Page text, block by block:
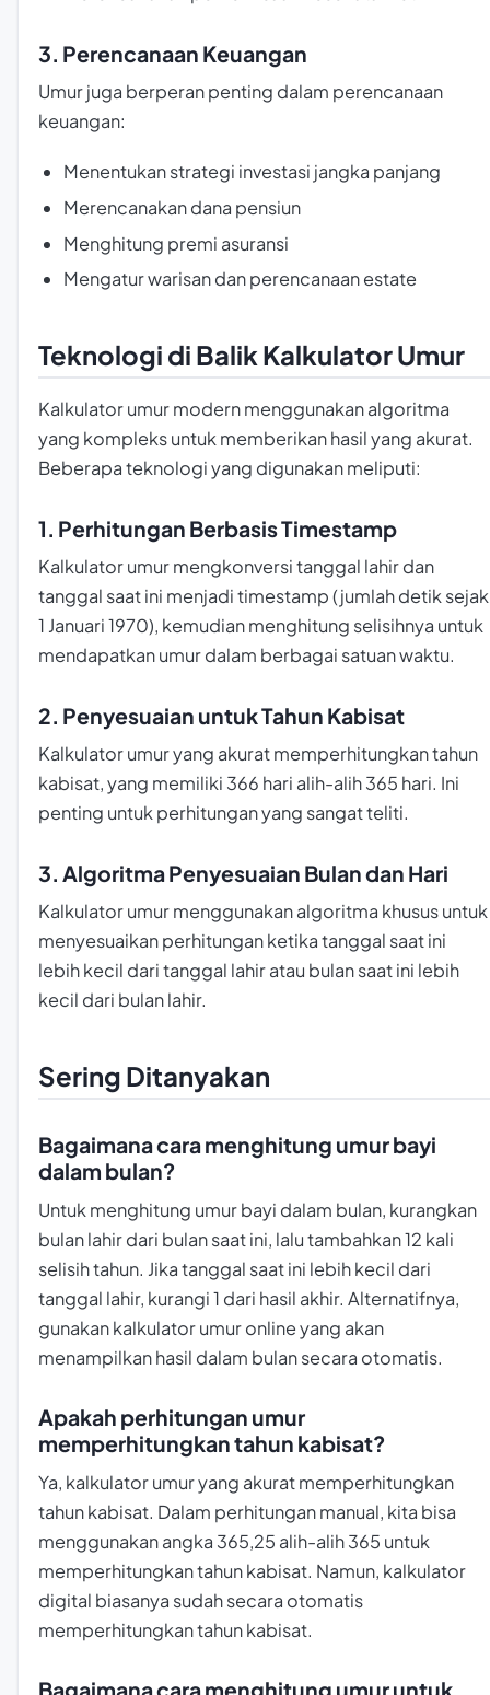
3. Perencanaan Keuangan
Umur juga berperan penting dalam perencanaan
keuangan:
Menentukan strategi investasi jangka panjang
Merencanakan dana pensiun
Menghitung premi asuransi
Mengatur warisan dan perencanaan estate
Teknologi di Balik Kalkulator Umur
Kalkulator umur modern menggunakan algoritma
yang kompleks untuk memberikan hasil yang akurat.
Beberapa teknologi yang digunakan meliputi:
1. Perhitungan Berbasis Timestamp
Kalkulator umur mengkonversi tanggal lahir dan
tanggal saat ini menjadi timestamp (jumlah detik sejak
1 Januari 1970), kemudian menghitung selisihnya untuk
mendapatkan umur dalam berbagai satuan waktu.
2. Penyesuaian untuk Tahun Kabisat
Kalkulator umur yang akurat memperhitungkan tahun
kabisat, yang memiliki 366 hari alih-alih 365 hari. Ini
penting untuk perhitungan yang sangat teliti.
3. Algoritma Penyesuaian Bulan dan Hari
Kalkulator umur menggunakan algoritma khusus untuk
menyesuaikan perhitungan ketika tanggal saat ini
lebih kecil dari tanggal lahir atau bulan saat ini lebih
kecil dari bulan lahir.
Sering Ditanyakan
Bagaimana cara menghitung umur bayi
dalam bulan?
Untuk menghitung umur bayi dalam bulan, kurangkan
bulan lahir dari bulan saat ini, lalu tambahkan 12 kali
selisih tahun. Jika tanggal saat ini lebih kecil dari
tanggal lahir, kurangi 1 dari hasil akhir. Alternatifnya,
gunakan kalkulator umur online yang akan
menampilkan hasil dalam bulan secara otomatis.
Apakah perhitungan umur
memperhitungkan tahun kabisat?
Ya, kalkulator umur yang akurat memperhitungkan
tahun kabisat. Dalam perhitungan manual, kita bisa
menggunakan angka 365,25 alih-alih 365 untuk
memperhitungkan tahun kabisat. Namun, kalkulator
digital biasanya sudah secara otomatis
memperhitungkan tahun kabisat.